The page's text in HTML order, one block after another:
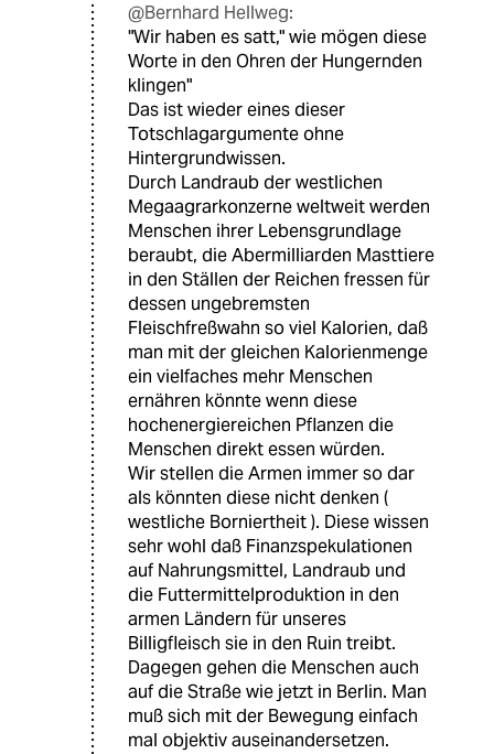
@Bernhard Hellweg:
"Wir haben es satt," wie mögen diese
Worte in den Ohren der Hungernden
klingen"
Das ist wieder eines dieser
Totschlagargumente ohne
Hintergrundwissen.
Durch Landraub der westlichen
Megaagrarkonzerne weltweit werden
Menschen ihrer Lebensgrundlage
beraubt, die Abermilliarden Masttiere
in den Ställen der Reichen fressen für
dessen ungebremsten
Fleischfreßwahn so viel Kalorien, daß
man mit der gleichen Kalorienmenge
ein vielfaches mehr Menschen
ernähren könnte wenn diese
hochenergiereichen Pflanzen die
Menschen direkt essen würden.
Wir stellen die Armen immer so dar
als könnten diese nicht denken (
westliche Borniertheit ). Diese wissen
sehr wohl daß Finanzspekulationen
auf Nahrungsmittel, Landraub und
die Futtermittelproduktion in den
armen Ländern für unseres
Billigfleisch sie in den Ruin treibt.
Dagegen gehen die Menschen auch
auf die Straße wie jetzt in Berlin. Man
muß sich mit der Bewegung einfach
mal objektiv auseinandersetzen.